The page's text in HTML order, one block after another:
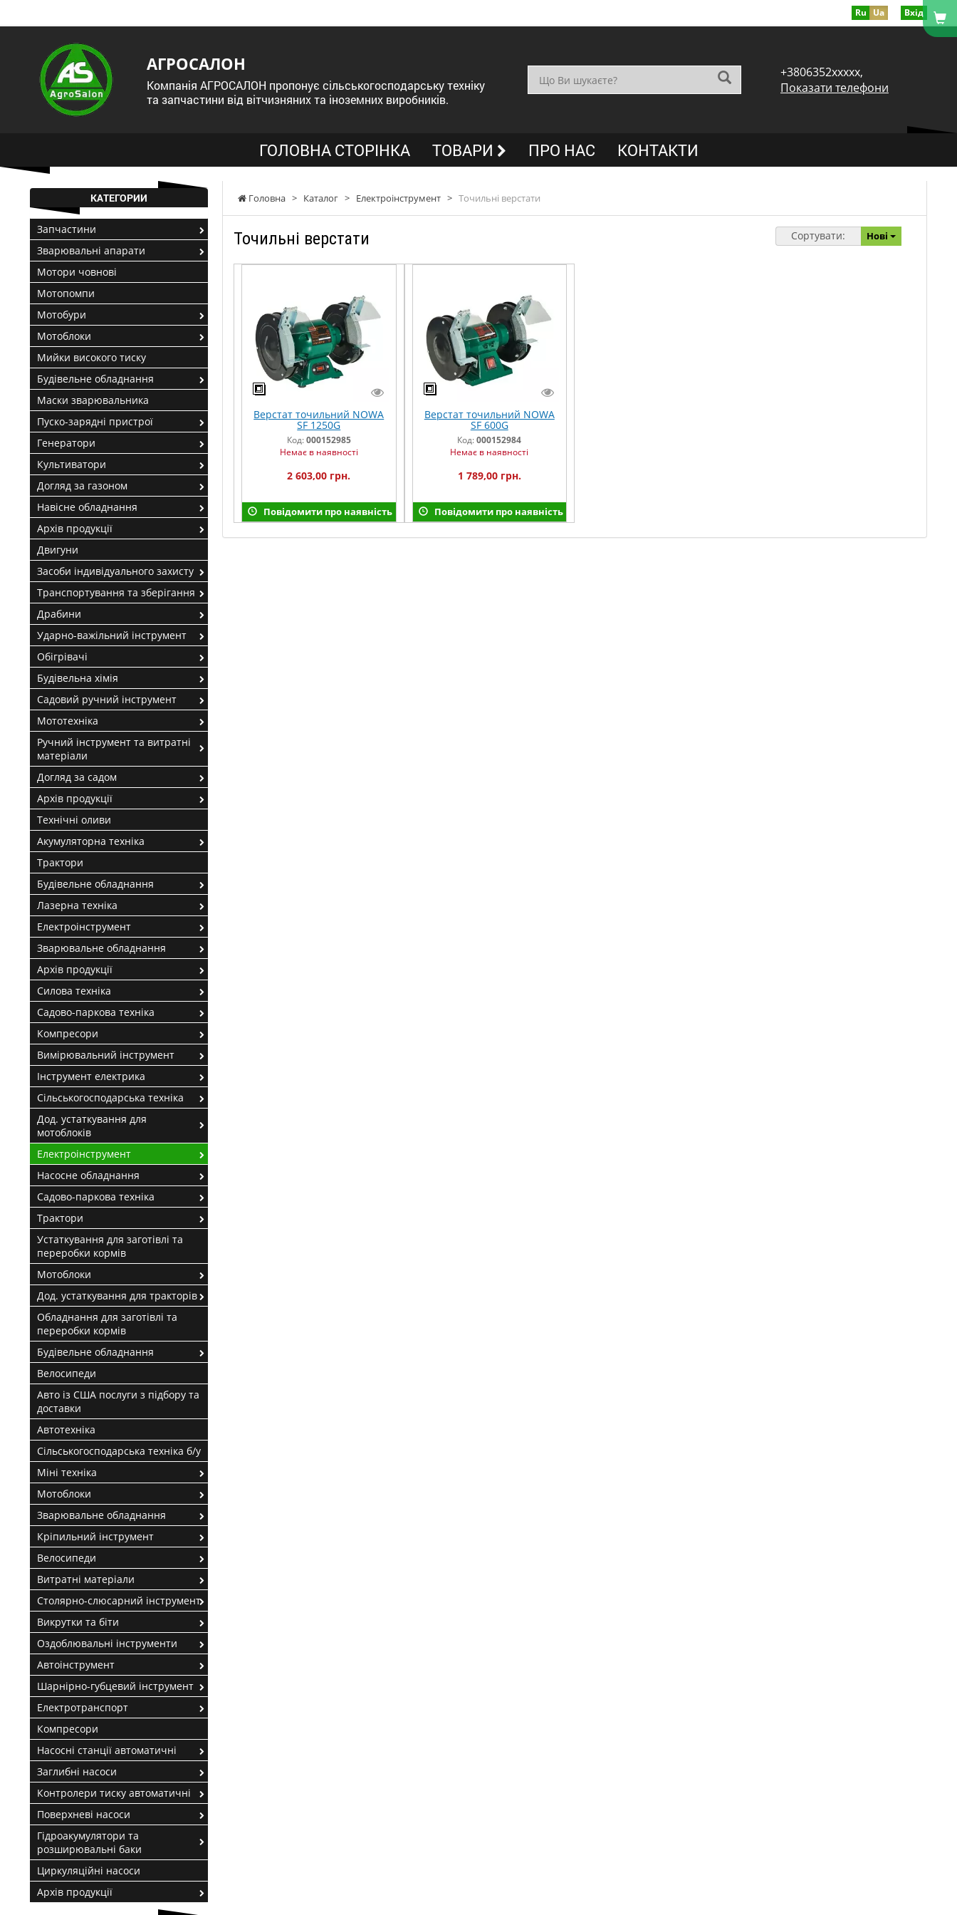
Ru Ua Вхід
АГРОСАЛОН
Компанія АГРОСАЛОН пропонує сільськогосподарську техніку
та запчастини від вітчизняних та іноземних виробників.
+3806352xxxxx,
Показати телефони
ГОЛОВНА СТОРІНКА ТОВАРИ ПРО НАС КОНТАКТИ
Головна > Каталог > Електроінструмент > Точильні верстати
Точильні верстати Сортувати: Нові
Верстат точильний NOWA
SF 1250G
Код:000152985
Немає в наявності
2 603,00 грн.
Повідомити про наявність
Верстат точильний NOWA
SF 600G
Код:000152984
Немає в наявності
1 789,00 грн.
Повідомити про наявність
КАТЕГОРИИ
Запчастини
Зварювальні апарати
Мотори човнові
Мотопомпи
Мотобури
Мотоблоки
Мийки високого тиску
Будівельне обладнання
Маски зварювальника
Пуско-зарядні пристрої
Генератори
Культиватори
Догляд за газоном
Навісне обладнання
Архів продукції
Двигуни
Засоби індивідуального захисту
Транспортування та зберігання
Драбини
Ударно-важільний інструмент
Обігрівачі
Будівельна хімія
Садовий ручний інструмент
Мототехніка
Ручний інструмент та витратні
матеріали
Догляд за садом
Архів продукції
Технічні оливи
Акумуляторна техніка
Трактори
Будівельне обладнання
Лазерна техніка
Електроінструмент
Зварювальне обладнання
Архів продукції
Силова техніка
Садово-паркова техніка
Компресори
Вимірювальний інструмент
Інструмент електрика
Сільськогосподарська техніка
Дод. устаткування для
мотоблоків
Електроінструмент
Насосне обладнання
Садово-паркова техніка
Трактори
Устаткування для заготівлі та
переробки кормів
Мотоблоки
Дод. устаткування для тракторів
Обладнання для заготівлі та
переробки кормів
Будівельне обладнання
Велосипеди
Авто із США послуги з підбору та
доставки
Автотехніка
Сільськогосподарська техніка б/у
Міні техніка
Мотоблоки
Зварювальне обладнання
Кріпильний інструмент
Велосипеди
Витратні матеріали
Столярно-слюсарний інструмент
Викрутки та біти
Оздоблювальні інструменти
Автоінструмент
Шарнірно-губцевий інструмент
Електротранспорт
Компресори
Насосні станції автоматичні
Заглибні насоси
Контролери тиску автоматичні
Поверхневі насоси
Гідроакумулятори та
розширювальні баки
Циркуляційні насоси
Архів продукції